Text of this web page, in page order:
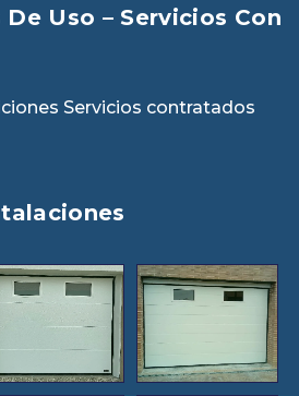
Uso – Servicios Con
Servicios contratados